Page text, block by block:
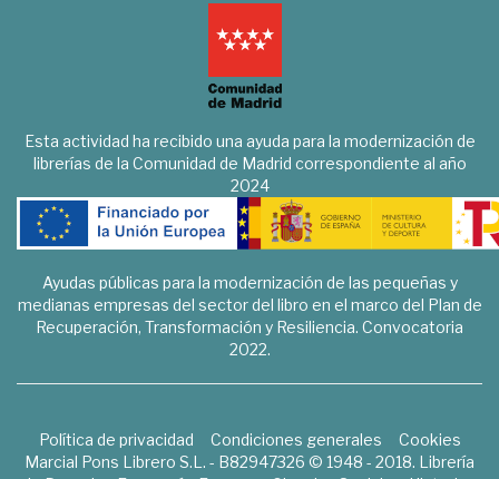
Esta actividad ha recibido una ayuda para la modernización de
librerías de la Comunidad de Madrid correspondiente al año
2024
Ayudas públicas para la modernización de las pequeñas y
medianas empresas del sector del libro en el marco del Plan de
Recuperación, Transformación y Resiliencia. Convocatoria
2022.
Política de privacidad Condiciones generales
Cookies
Marcial Pons Librero S.L. - B82947326 © 1948 - 2018. Librería